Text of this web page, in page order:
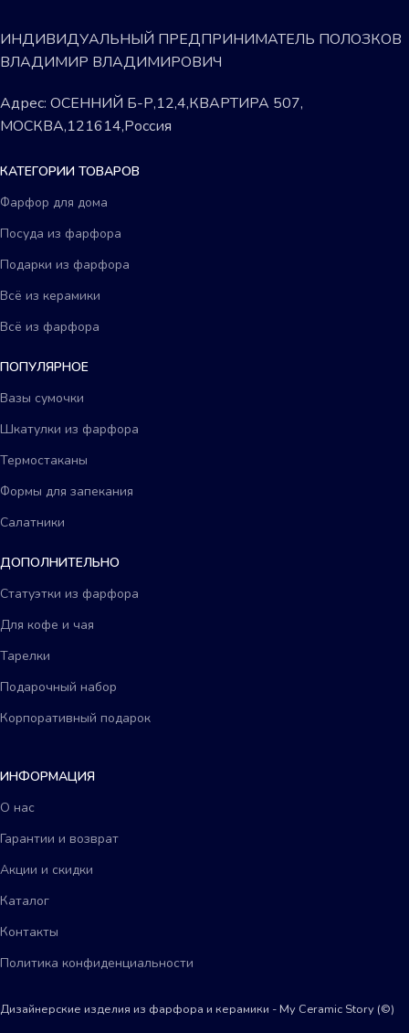
ИНДИВИДУАЛЬНЫЙ ПРЕДПРИНИМАТЕЛЬ ПОЛОЗКОВ
ВЛАДИМИР ВЛАДИМИРОВИЧ
Адрес: ОСЕННИЙ Б-Р,12,4,КВАРТИРА 507,
МОСКВА,121614,Россия
КАТЕГОРИИ ТОВАРОВ
Фарфор для дома
Посуда из фарфора
Подарки из фарфора
Всё из керамики
Всё из фарфора
ПОПУЛЯРНОЕ
Вазы сумочки
Шкатулки из фарфора
Термостаканы
Формы для запекания
Салатники
ДОПОЛНИТЕЛЬНО
Статуэтки из фарфора
Для кофе и чая
Тарелки
Подарочный набор
Корпоративный подарок
ИНФОРМАЦИЯ
О нас
Гарантии и возврат
Акции и скидки
Каталог
Контакты
Политика конфиденциальности
Дизайнерские изделия из фарфора и керамики - My Сeramic Story (©)